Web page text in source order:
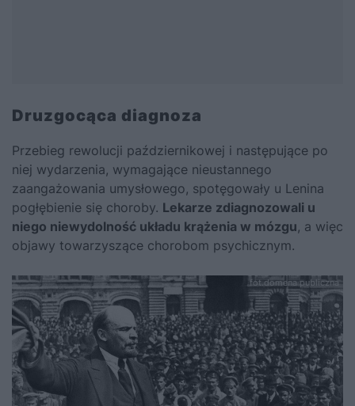
Druzgocąca diagnoza
Przebieg rewolucji październikowej i następujące po
niej wydarzenia, wymagające nieustannego
zaangażowania umysłowego, spotęgowały u Lenina
pogłębienie się choroby. Lekarze zdiagnozowali u
niego niewydolność układu krążenia w mózgu, a więc
objawy towarzyszące chorobom psychicznym.
fot.domena publiczna